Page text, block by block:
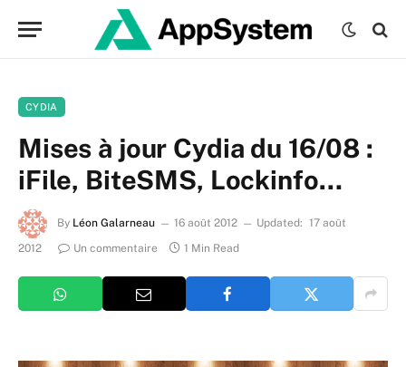
CYDIA
Mises à jour Cydia du 16/08 :
iFile, BiteSMS, Lockinfo…
By Léon Galarneau 16 août 2012 Updated: 17 août
2012
Un commentaire 1 Min Read